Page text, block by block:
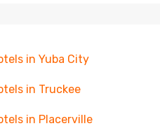
in Yuba City
in Truckee
in Placerville